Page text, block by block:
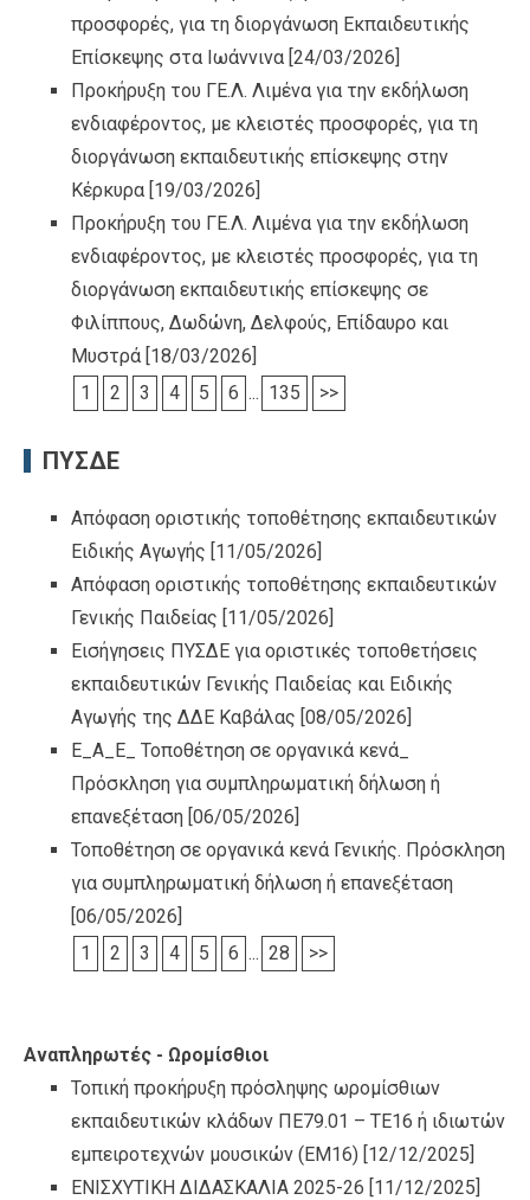
προσφορές, για τη διοργάνωση Εκπαιδευτικής
Επίσκεψης στα Ιωάννινα [24/03/2026]
Προκήρυξη του ΓΕ.Λ. Λιμένα για την εκδήλωση
ενδιαφέροντος, με κλειστές προσφορές, για τη
διοργάνωση εκπαιδευτικής επίσκεψης στην
Κέρκυρα [19/03/2026]
Προκήρυξη του ΓΕ.Λ. Λιμένα για την εκδήλωση
ενδιαφέροντος, με κλειστές προσφορές, για τη
διοργάνωση εκπαιδευτικής επίσκεψης σε
Φιλίππους, Δωδώνη, Δελφούς, Επίδαυρο και
Μυστρά [18/03/2026]
1
2 3 4 5 6 ... 135 >>
ΠΥΣΔΕ
Απόφαση οριστικής τοποθέτησης εκπαιδευτικών
Ειδικής Αγωγής [11/05/2026]
Απόφαση οριστικής τοποθέτησης εκπαιδευτικών
Γενικής Παιδείας [11/05/2026]
Εισήγησεις ΠΥΣΔΕ για οριστικές τοποθετήσεις
εκπαιδευτικών Γενικής Παιδείας και Ειδικής
Αγωγής της ΔΔΕ Καβάλας [08/05/2026]
Ε_Α_Ε_ Τοποθέτηση σε οργανικά κενά_
Πρόσκληση για συμπληρωματική δήλωση ή
επανεξέταση [06/05/2026]
Τοποθέτηση σε οργανικά κενά Γενικής. Πρόσκληση
για συμπληρωματική δήλωση ή επανεξέταση
[06/05/2026]
1
2 3 4 5 6 ... 28 >>
Αναπληρωτές - Ωρομίσθιοι
Τοπική προκήρυξη πρόσληψης ωρομίσθιων
εκπαιδευτικών κλάδων ΠΕ79.01 – ΤΕ16 ή ιδιωτών
εμπειροτεχνών μουσικών (ΕΜ16) [12/12/2025]
ΕΝΙΣΧΥΤΙΚΗ ΔΙΔΑΣΚΑΛΙΑ 2025-26 [11/12/2025]